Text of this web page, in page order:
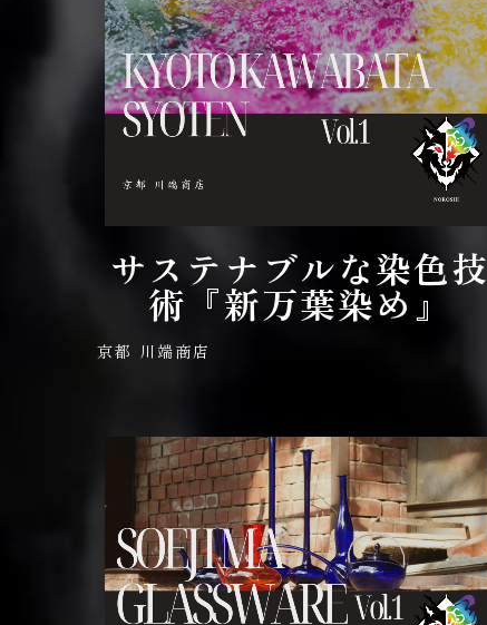
サステナブルな染色技
術『新万葉染め』
京都 川端商店